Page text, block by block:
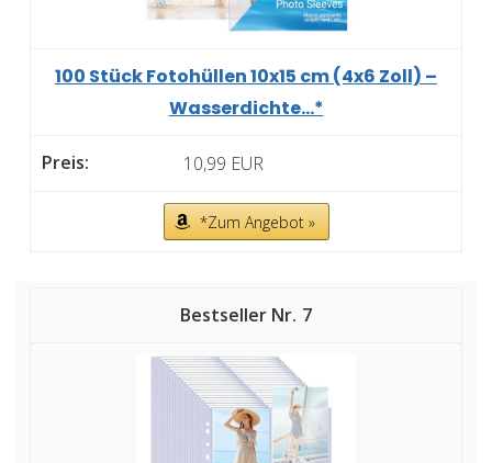
100 Stück Fotohüllen 10x15 cm (4x6 Zoll) –
Wasserdichte...*
10,99 EUR
*Zum Angebot »
7